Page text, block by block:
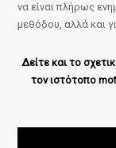
να είναι πλήρως
μεθόδου, αλλά και
Δείτε και το
τον ιστότοπο